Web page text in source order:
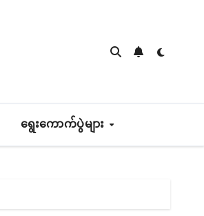
ရွေးကောက်ပွဲများ